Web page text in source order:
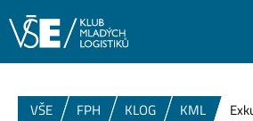
VŠE FPH KLOG KML